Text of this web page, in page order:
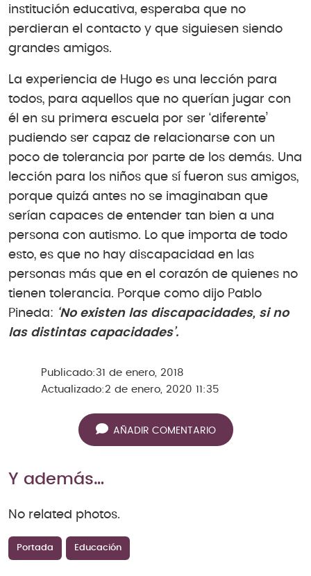
institución educativa, esperaba que no
perdieran el contacto y que siguiesen siendo
grandes amigos.
La experiencia de Hugo es una lección para
todos, para aquellos que no querían jugar con
él en su primera escuela por ser ‘diferente’
pudiendo ser capaz de relacionarse con un
poco de tolerancia por parte de los demás. Una
lección para los niños que sí fueron sus amigos,
porque quizá antes no se imaginaban que
serían capaces de entender tan bien a una
persona con autismo. Lo que importa de todo
esto, es que no hay discapacidad en las
personas más que en el corazón de quienes no
tienen tolerancia. Porque como dijo Pablo
Pineda: ‘No existen las discapacidades, si no
las distintas capacidades’.
Publicado: 31 de enero, 2018
Actualizado:2 de enero, 2020 11:35
AÑADIR COMENTARIO
Y además…
No related photos.
Portada Educación